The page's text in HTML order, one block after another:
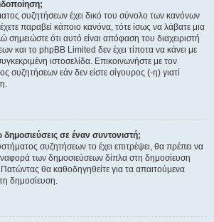
συζητήσεων έχει δικό του σύνολο των κανόνων
παραβεί κάποιο κανόνα, τότε ίσως να λάβατε μια
ότι αυτό είναι απόφαση του διαχειριστή
και το phpBB Limited δεν έχει τίποτα να κάνει με
ιστοσελίδα. Επικοινωνήστε με τον
συζητήσεων εάν δεν είστε σίγουρος (-η) γιατί
σε έναν συντονιστή;
συζητήσεων το έχει επιτρέψει, θα πρέπει να
των δημοσιεύσεων δίπλα στη δημοσίευση
θα καθοδηγηθείτε για τα απαιτούμενα
δημοσίευση.